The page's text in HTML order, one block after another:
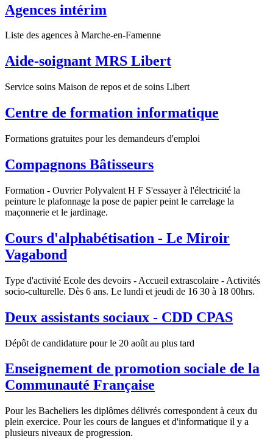
Agences intérim
Liste des agences à Marche-en-Famenne
Aide-soignant MRS Libert
Service soins Maison de repos et de soins Libert
Centre de formation informatique
Formations gratuites pour les demandeurs d'emploi
Compagnons Bâtisseurs
Formation - Ouvrier Polyvalent H F S'essayer à l'électricité la
peinture le plafonnage la pose de papier peint le carrelage la
maçonnerie et le jardinage.
Cours d'alphabétisation - Le Miroir
Vagabond
Type d'activité Ecole des devoirs - Accueil extrascolaire - Activités
socio-culturelle. Dès 6 ans. Le lundi et jeudi de 16 30 à 18 00hrs.
Deux assistants sociaux - CDD CPAS
Dépôt de candidature pour le 20 août au plus tard
Enseignement de promotion sociale de la
Communauté Française
Pour les Bacheliers les diplômes délivrés correspondent à ceux du
plein exercice. Pour les cours de langues et d'informatique il y a
plusieurs niveaux de progression.